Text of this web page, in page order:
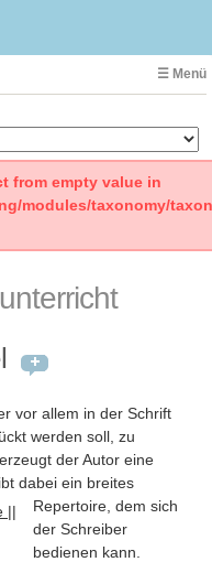
☰ Menü
from empty value in
modules/taxonomy/
vor allem in der Schrift
werden soll, zu
der Autor eine
||
dabei ein breites
Repertoire, dem sich
der Schreiber
bedienen kann.